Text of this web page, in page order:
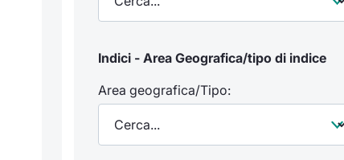
Indici - Area Geografica/tipo di indice
Area geografica/Tipo: